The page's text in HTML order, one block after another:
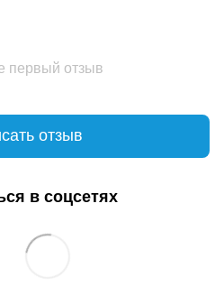
первый отзыв
отзыв
в соцсетях